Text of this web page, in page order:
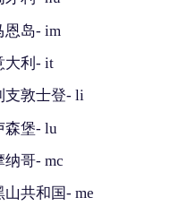
恩岛- im
大利- it
支敦士登- li
森堡- lu
纳哥- mc
山共和国- me